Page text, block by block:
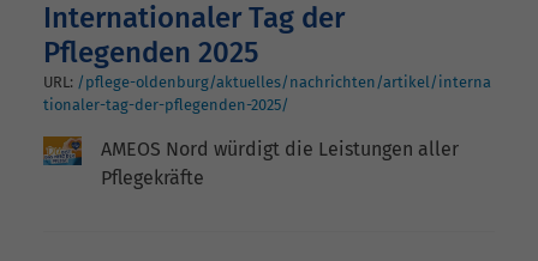
Internationaler Tag der
Pflegenden 2025
URL: /pflege-oldenburg/aktuelles/nachrichten/artikel/interna
tionaler-tag-der-pflegenden-2025/
AMEOS Nord würdigt die Leistungen aller
Pflegekräfte